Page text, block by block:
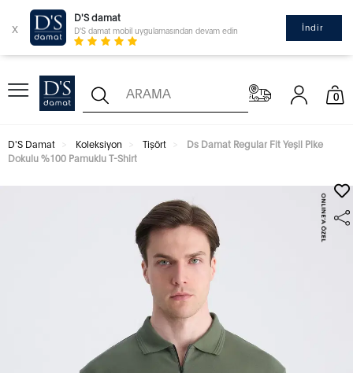
x
D'S damat
D'S damat mobil uygulamasından devam edin İndir
0
D'S Damat Koleksiyon Tişört
Ds Damat Regular Fit Yeşil Pike
Dokulu %100 Pamuklu T-Shirt